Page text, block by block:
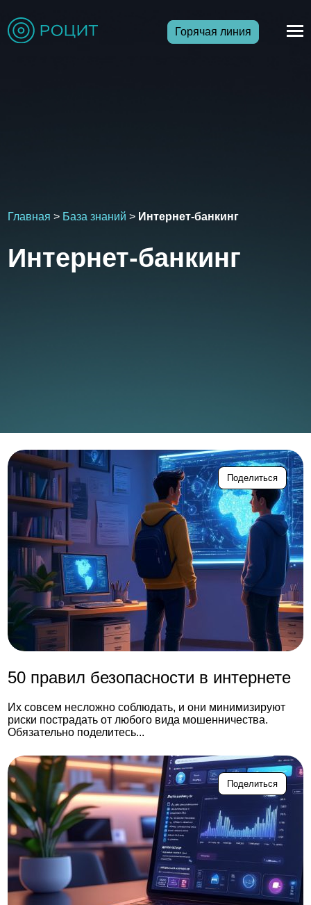
Горячая линия
Главная > База знаний > Интернет-банкинг
Интернет-банкинг
Поделиться
50 правил безопасности в интернете
Их совсем несложно соблюдать, и они минимизируют
риски пострадать от любого вида мошенничества.
Обязательно поделитесь...
Поделиться